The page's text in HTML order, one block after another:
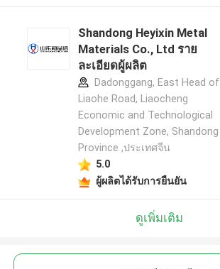
Shandong Heyixin Metal
Materials Co., Ltd ราย
ละเอียดผู้ผลิต
Dadonggang, East Head of
Liaohe Road, Liaocheng
Economic and Technological
Development Zone, Shandong
Province ,ประเทศจีน
5.0
ผู้ผลิตได้รับการยืนยัน
ดูเพิ่มเติม